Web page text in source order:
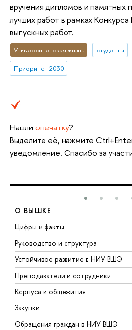
вручения дипломов и памятных
лучших работ в рамках
выпускных работ.
Университетская жизнь студенты
Приоритет 2030
Нашли опечатку?
Выделите её, нажмите
уведомление. Спасибо за
О ВЫШКЕ
Цифры и факты
Руководство и структура
Устойчивое развитие в НИУ ВШЭ
Преподаватели и сотрудники
Корпуса и общежития
Закупки
Обращения граждан в НИУ ВШЭ